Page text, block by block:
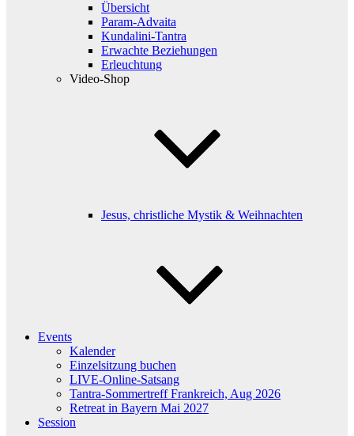
Übersicht
Param-Advaita
Kundalini-Tantra
Erwachte Beziehungen
Erleuchtung
Video-Shop
Jesus, christliche Mystik & Weihnachten
Events
Kalender
Einzelsitzung buchen
LIVE-Online-Satsang
Tantra-Sommertreff Frankreich, Aug 2026
Retreat in Bayern Mai 2027
Session